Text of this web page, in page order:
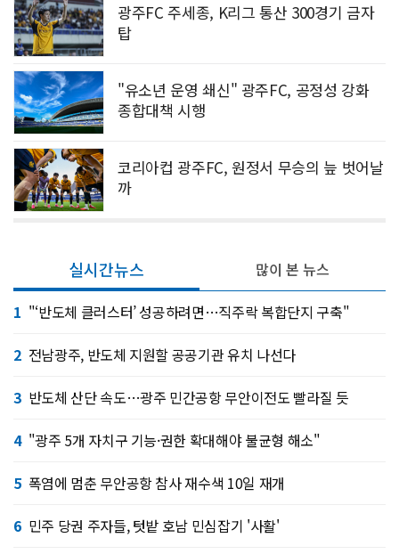
광주FC 주세종, K리그 통산 300경기 금자
탑
"유소년 운영 쇄신" 광주FC, 공정성 강화
종합대책 시행
코리아컵 광주FC, 원정서 무승의 늪 벗어날
까
실시간뉴스
1 "‘반도체 클러스터’ 성공하려면…직주락 복합단지 구축"
2 전남광주, 반도체 지원할 공공기관 유치 나선다
3 반도체 산단 속도…광주 민간공항 무안이전도 빨라질 듯
4 "광주 5개 자치구 기능·권한 확대해야 불균형 해소"
5 폭염에 멈춘 무안공항 참사 재수색 10일 재개
6 민주 당권 주자들, 텃밭 호남 민심잡기 '사활'
많이 본 뉴스